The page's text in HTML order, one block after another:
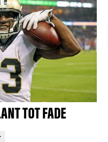
TOT FADE